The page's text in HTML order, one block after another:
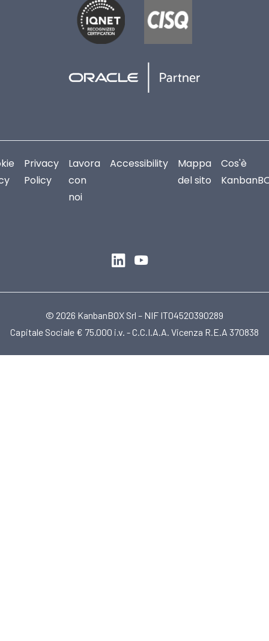
Privacy
Policy
Lavora
con
noi
Accessibility
Mappa
del sito
Cos'è
© 2026 KanbanBOX Srl – NIF IT04520390289
Capitale Sociale € 75.000 i.v. - C.C.I.A.A. Vicenza R.E.A 370838